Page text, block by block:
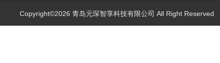
Copyright©2026 青岛元琛智享科技有限公司 All Right